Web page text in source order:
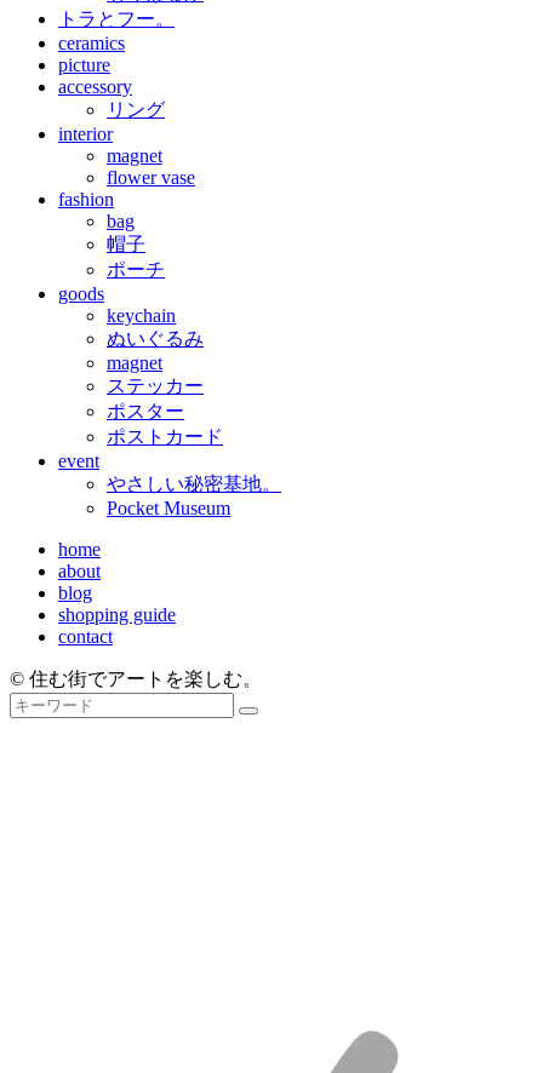
トラとフー。
ceramics
picture
accessory
リング
interior
magnet
flower vase
fashion
bag
帽子
ポーチ
goods
keychain
ぬいぐるみ
magnet
ステッカー
ポスター
ポストカード
event
やさしい秘密基地。
Pocket Museum
home
about
blog
shopping guide
contact
© 住む街でアートを楽しむ。